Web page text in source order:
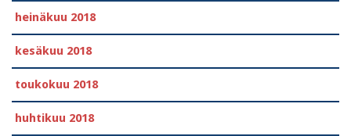
heinäkuu 2018
kesäkuu 2018
toukokuu 2018
huhtikuu 2018